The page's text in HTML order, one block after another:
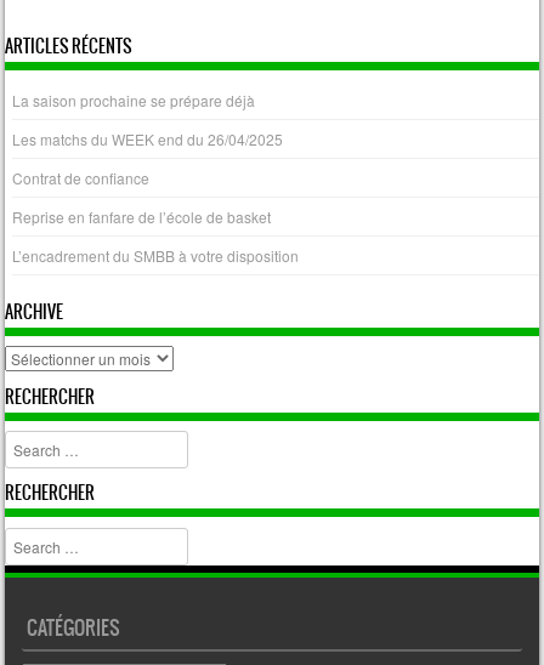
ARTICLES RÉCENTS
La saison prochaine se prépare déjà
Les matchs du WEEK end du 26/04/2025
Contrat de confiance
Reprise en fanfare de l’école de basket
L’encadrement du SMBB à votre disposition
ARCHIVE
archive
RECHERCHER
Search
RECHERCHER
Search
CATÉGORIES